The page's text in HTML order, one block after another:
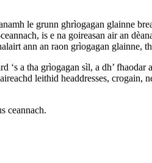
le grunn ghrìogagan glainne
is e na goireasan air an
ann an raon grìogagan glainne,
a tha grìogagan sìl, a dh’
leithid headdresses, crogain,
ceannach.